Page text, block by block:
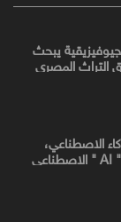
يبحث
التراث المصري
الاصطناعي،
والحوسبة باللجنة العربية الدائمة ل " AI " الاصطناعي